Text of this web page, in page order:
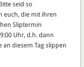
seid so
euch, die mit ihren
Sliptermin
Uhr, d.h. dann
an diesem Tag slippen